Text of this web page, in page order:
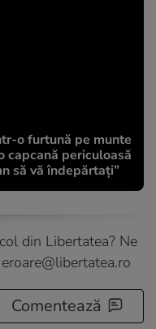
o furtună pe munte
capcană periculoasă
să vă îndepărtați”
din Libertatea? Ne
eroare@libertatea.ro
Comentează